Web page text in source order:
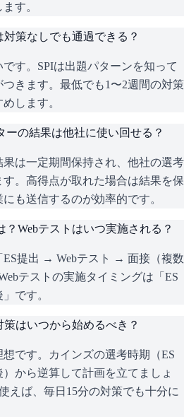
す。
対策なしでも通過できる？
す。SPIは出題パターンを知って
きます。最低でも1〜2週間の対策
します。
ーの結果は他社に使い回せる？
は一定期間保持され、他社の選考
。高得点が取れた場合は結果を保
も送信するのが効率的です。
？Webテストはいつ実施される？
ES提出 → Webテスト → 面接（複数
テストの実施タイミングは「ES
です。
策はいつから始めるべき？
です。カインズの選考時期（ES
から逆算して計画を立てましょ
えば、毎日15分の対策でも十分に